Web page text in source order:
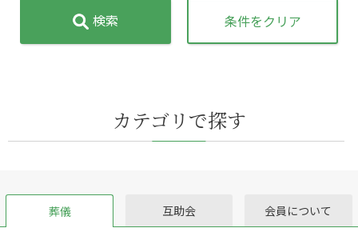
検索 条件をクリア
カテゴリで探す
葬儀 互助会 会員について